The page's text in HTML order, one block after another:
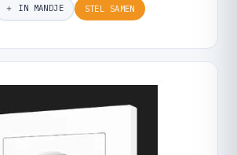
＋ IN MANDJE STEL SAMEN